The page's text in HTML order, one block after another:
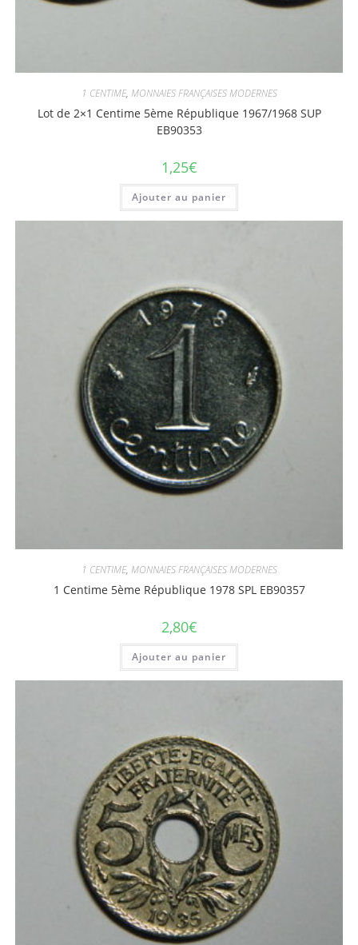
1 CENTIME, MONNAIES FRANÇAISES MODERNES
Lot de 2×1 Centime 5ème République 1967/1968 SUP
EB90353
1,25€
Ajouter au panier
1 CENTIME, MONNAIES FRANÇAISES MODERNES
1 Centime 5ème République 1978 SPL EB90357
2,80€
Ajouter au panier